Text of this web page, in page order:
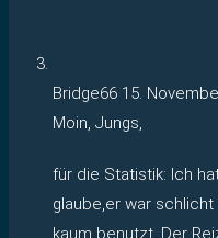
Bridge66 15.
Moin, Jungs,
für die Statistik: Ich
glaube,er war
kaum benutzt. Der